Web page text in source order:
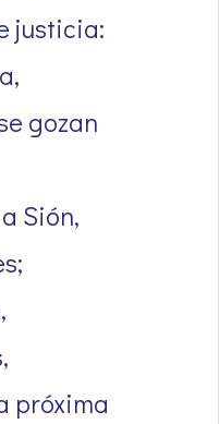
justicia:
gozan
Sión,
próxima